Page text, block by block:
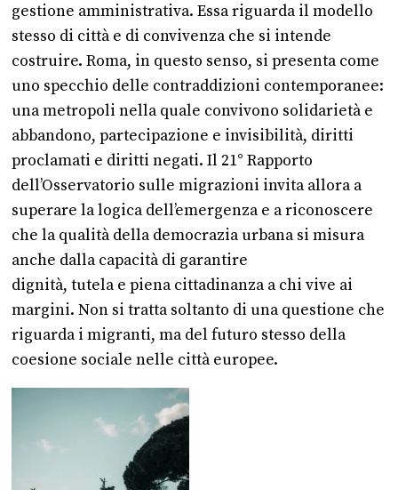
gestione amministrativa. Essa riguarda il modello
stesso di città e di convivenza che si intende
costruire. Roma, in questo senso, si presenta come
uno specchio delle contraddizioni contemporanee:
una metropoli nella quale convivono solidarietà e
abbandono, partecipazione e invisibilità, diritti
proclamati e diritti negati. Il 21° Rapporto
dell’Osservatorio sulle migrazioni invita allora a
superare la logica dell’emergenza e a riconoscere
che la qualità della democrazia urbana si misura
anche dalla capacità di garantire
dignità, tutela e piena cittadinanza a chi vive ai
margini. Non si tratta soltanto di una questione che
riguarda i migranti, ma del futuro stesso della
coesione sociale nelle città europee.